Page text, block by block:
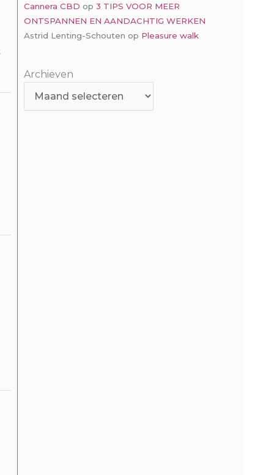
Cannera CBD op 3 TIPS VOOR MEER
ONTSPANNEN EN AANDACHTIG WERKEN
Astrid Lenting-Schouten op Pleasure walk
Archieven
Archieven